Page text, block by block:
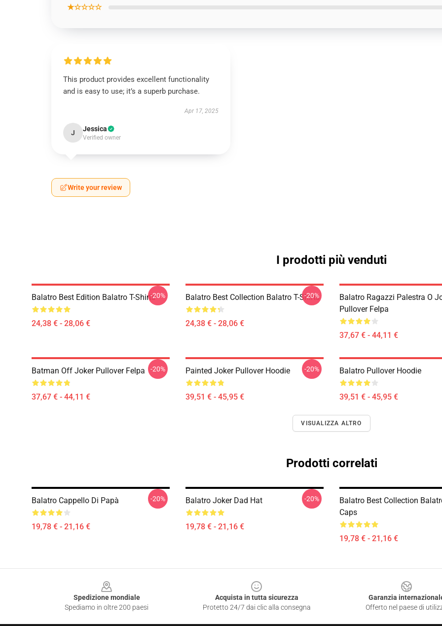
★☆☆☆☆
This product provides excellent functionality
and is easy to use; it’s a superb purchase.
Apr 17, 2025
J Jessica
Verified owner
Write your review
I prodotti più venduti
Balatro Best Edition Balatro T-Shirts
24,38 € - 28,06 €
-20% Balatro Best Collection Balatro T-Shirts
24,38 € - 28,06 €
-20%
Balatro Ragazzi Palestra O
Pullover Felpa
37,67 € - 44,11 €
Batman Off Joker Pullover Felpa
37,67 € - 44,11 €
-20% Painted Joker Pullover Hoodie
39,51 € - 45,95 €
-20% Balatro Pullover Hoodie
39,51 € - 45,95 €
VISUALIZZA ALTRO
Prodotti correlati
Balatro Cappello Di Papà
19,78 € - 21,16 €
-20% Balatro Joker Dad Hat
19,78 € - 21,16 €
-20%
Balatro Best Collection
Caps
19,78 € - 21,16 €
Spedizione mondiale
Spediamo in oltre 200 paesi
Acquista in tutta sicurezza
Protetto 24/7 dai clic alla consegna
Garanzia
Offerto nel paese di